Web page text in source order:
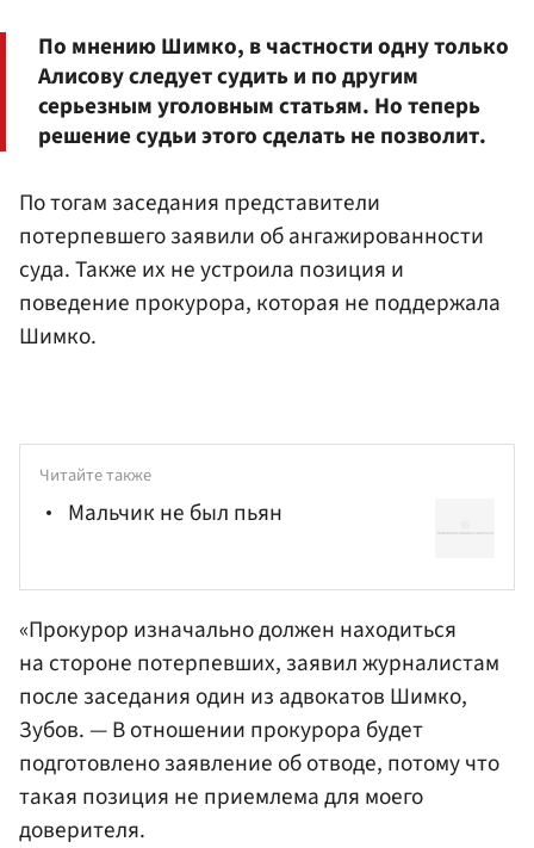
По мнению Шимко, в частности одну только
Алисову следует судить и по другим
серьезным уголовным статьям. Но теперь
решение судьи этого сделать не позволит.
По тогам заседания представители
потерпевшего заявили об ангажированности
суда. Также их не устроила позиция и
поведение прокурора, которая не поддержала
Шимко.
Читайте также
Мальчик не был пьян
«Прокурор изначально должен находиться
на стороне потерпевших, заявил журналистам
после заседания один из адвокатов Шимко,
Зубов. — В отношении прокурора будет
подготовлено заявление об отводе, потому что
такая позиция не приемлема для моего
доверителя.